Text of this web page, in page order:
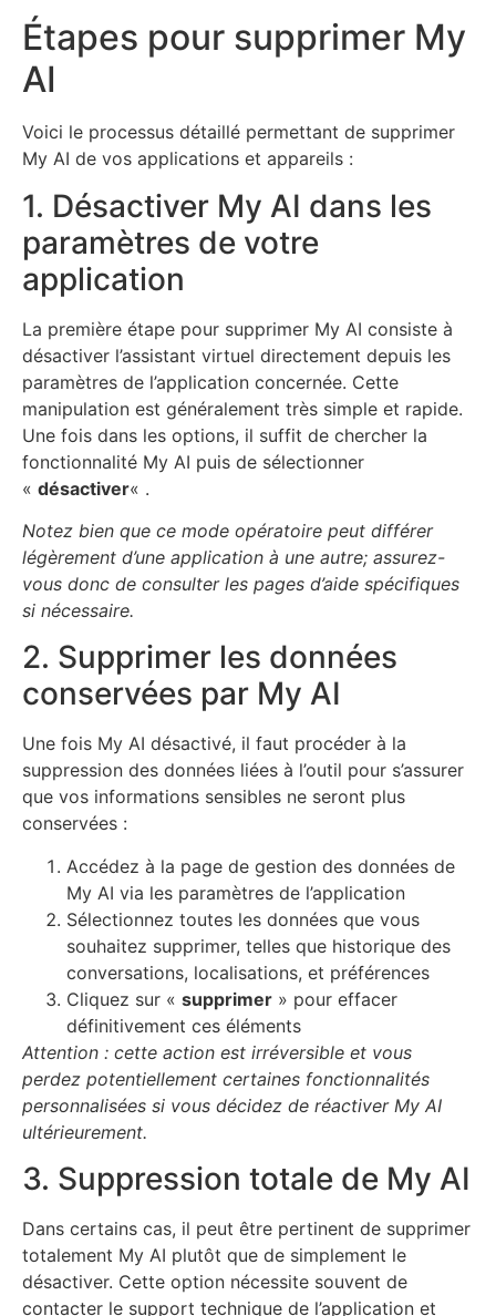
Étapes pour supprimer My
AI
Voici le processus détaillé permettant de supprimer
My AI de vos applications et appareils :
1. Désactiver My AI dans les
paramètres de votre
application
La première étape pour supprimer My AI consiste à
désactiver l’assistant virtuel directement depuis les
paramètres de l’application concernée. Cette
manipulation est généralement très simple et rapide.
Une fois dans les options, il suffit de chercher la
fonctionnalité My AI puis de sélectionner
« désactiver« .
Notez bien que ce mode opératoire peut différer
légèrement d’une application à une autre; assurez-
vous donc de consulter les pages d’aide spécifiques
si nécessaire.
2. Supprimer les données
conservées par My AI
Une fois My AI désactivé, il faut procéder à la
suppression des données liées à l’outil pour s’assurer
que vos informations sensibles ne seront plus
conservées :
Accédez à la page de gestion des données de
My AI via les paramètres de l’application
Sélectionnez toutes les données que vous
souhaitez supprimer, telles que historique des
conversations, localisations, et préférences
Cliquez sur « supprimer » pour effacer
définitivement ces éléments
Attention : cette action est irréversible et vous
perdez potentiellement certaines fonctionnalités
personnalisées si vous décidez de réactiver My AI
ultérieurement.
3. Suppression totale de My AI
Dans certains cas, il peut être pertinent de supprimer
totalement My AI plutôt que de simplement le
désactiver. Cette option nécessite souvent de
contacter le support technique de l’application et